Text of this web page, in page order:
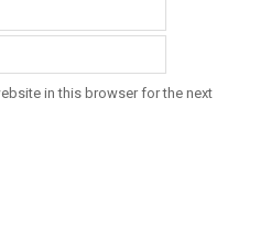
in this browser for the next